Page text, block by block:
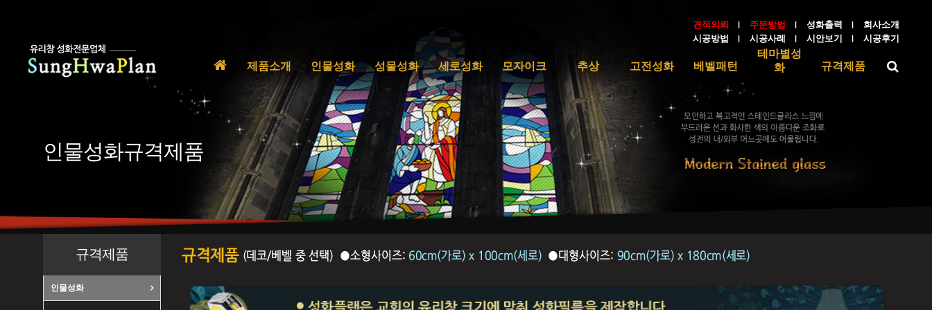
견적의뢰 주문방법 성화출력
회사소개
시공방법
시공사례 시안보기 시공후기
홈
제품소개 인물성화 성물성화 세로성화 모자이크 추상 고전성화 베벨패턴
테마별성
화
규격제품
인물성화규격제품
규격제품
인물성화